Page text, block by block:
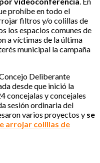
prohíbe en todo el
filtros y/o colillas de
los espacios comunes de
a víctimas de la última
municipal la campaña
Deliberante
desde que inició la
concejalas y concejales
sesión ordinaria del
varios proyectos y se
arrojar colillas de